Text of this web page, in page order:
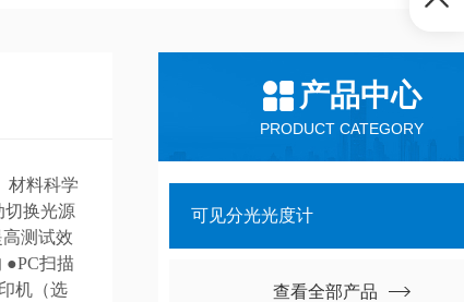
产品中心
PRODUCT CATEGORY
可见分光光度计
查看全部产品
材料科学
切换光源
测试效
●PC扫描
机（选